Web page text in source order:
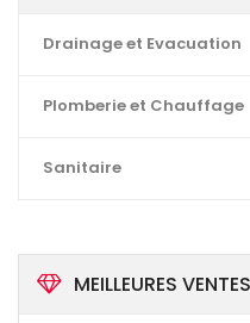
Drainage et Evacuation
Plomberie et Chauffage
Sanitaire
MEILLEURES VENTES